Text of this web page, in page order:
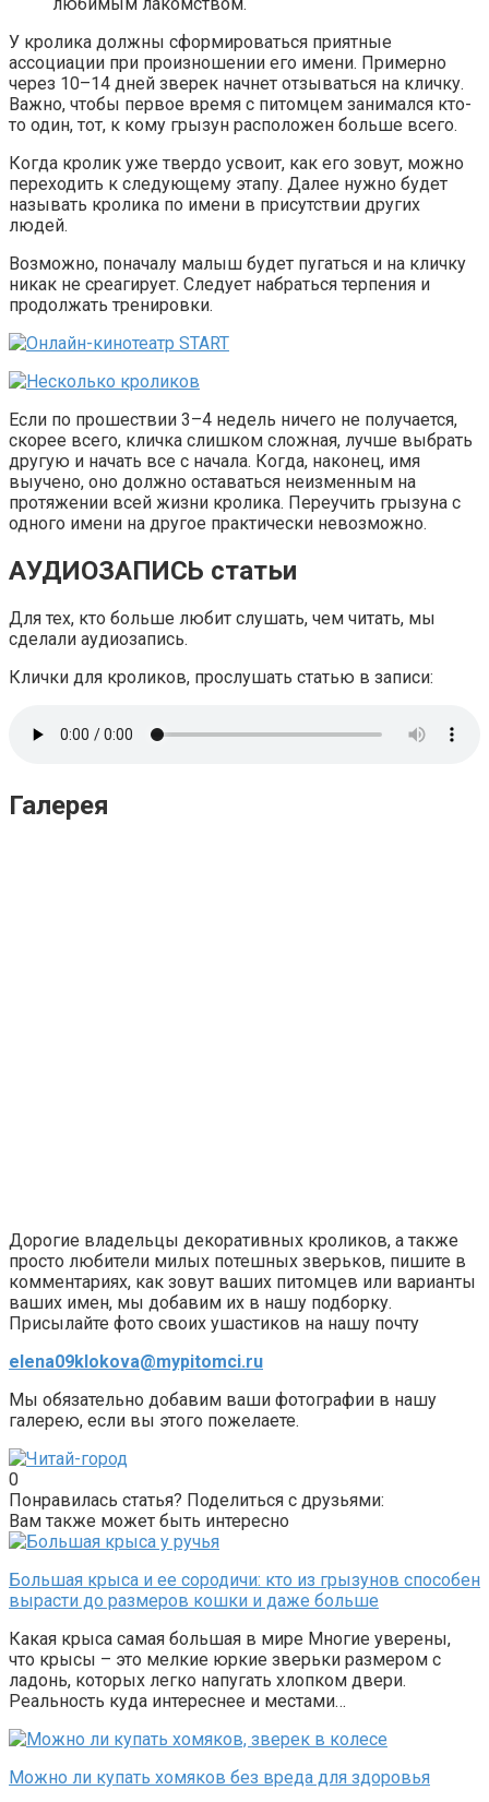
У кролика должны сформироваться приятные
ассоциации при произношении его имени. Примерно
через 10–14 дней зверек начнет отзываться на кличку.
Важно, чтобы первое время с питомцем занимался кто-
то один, тот, к кому грызун расположен больше всего.
Когда кролик уже твердо усвоит, как его зовут, можно
переходить к следующему этапу. Далее нужно будет
называть кролика по имени в присутствии других
людей.
Возможно, поначалу малыш будет пугаться и на кличку
никак не среагирует. Следует набраться терпения и
продолжать тренировки.
Если по прошествии 3–4 недель ничего не получается,
скорее всего, кличка слишком сложная, лучше выбрать
другую и начать все с начала. Когда, наконец, имя
выучено, оно должно оставаться неизменным на
протяжении всей жизни кролика. Переучить грызуна с
одного имени на другое практически невозможно.
АУДИОЗАПИСЬ статьи
Для тех, кто больше любит слушать, чем читать, мы
сделали аудиозапись.
Клички для кроликов, прослушать статью в записи:
Галерея
Дорогие владельцы декоративных кроликов, а также
просто любители милых потешных зверьков, пишите в
комментариях, как зовут ваших питомцев или варианты
ваших имен, мы добавим их в нашу подборку.
Присылайте фото своих ушастиков на нашу почту
elena09klokova@mypitomci.ru
Мы обязательно добавим ваши фотографии в нашу
галерею, если вы этого пожелаете.
0
Понравилась статья? Поделиться с друзьями:
Вам также может быть интересно
Большая крыса и ее сородичи: кто из грызунов способен
вырасти до размеров кошки и даже больше
Какая крыса самая большая в мире Многие уверены,
что крысы – это мелкие юркие зверьки размером с
ладонь, которых легко напугать хлопком двери.
Реальность куда интереснее и местами…
Можно ли купать хомяков без вреда для здоровья